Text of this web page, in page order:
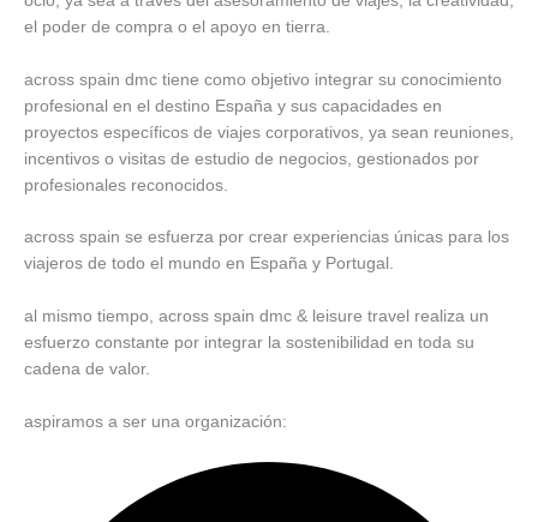
el poder de compra o el apoyo en tierra.
across spain dmc tiene como objetivo integrar su conocimiento
profesional en el destino España y sus capacidades en
proyectos específicos de viajes corporativos, ya sean reuniones,
incentivos o visitas de estudio de negocios, gestionados por
profesionales reconocidos.
across spain se esfuerza por crear experiencias únicas para los
viajeros de todo el mundo en España y Portugal.
al mismo tiempo, across spain dmc & leisure travel realiza un
esfuerzo constante por integrar la sostenibilidad en toda su
cadena de valor.
aspiramos a ser una organización: